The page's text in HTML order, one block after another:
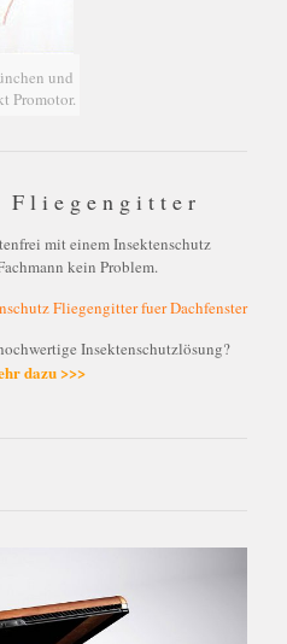
und
Promotor.
Fliegengitter
mit einem Insektenschutz
kein Problem.
Insektenschutzlösung?
dazu >>>